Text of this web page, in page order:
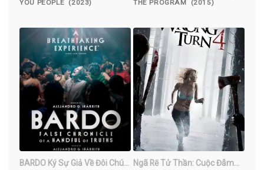
YOU PEOPLE (2023) THE PROGRAM (2015)
BARDO Ký Sự Giả Về Đôi Chút
Ngã Rẽ Tử Thần: Cuộc Đẫm